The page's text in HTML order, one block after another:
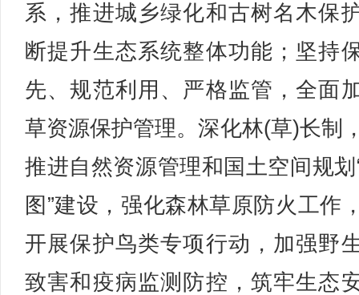
系，推进城乡绿化和古树名木保
断提升生态系统整体功能；坚持
先、规范利用、严格监管，全面
草资源保护管理。深化林(草)长制
推进自然资源管理和国土空间规划
图”建设，强化森林草原防火工作
开展保护鸟类专项行动，加强野
致害和疫病监测防控，筑牢生态